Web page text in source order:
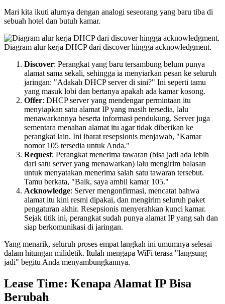
Mari kita ikuti alurnya dengan analogi seseorang yang baru tiba di
sebuah hotel dan butuh kamar.
Diagram alur kerja DHCP dari discover hingga acknowledgment.
Discover: Perangkat yang baru tersambung belum punya
alamat sama sekali, sehingga ia menyiarkan pesan ke seluruh
jaringan: "Adakah DHCP server di sini?" Ini seperti tamu
yang masuk lobi dan bertanya apakah ada kamar kosong.
Offer: DHCP server yang mendengar permintaan itu
menyiapkan satu alamat IP yang masih tersedia, lalu
menawarkannya beserta informasi pendukung. Server juga
sementara menahan alamat itu agar tidak diberikan ke
perangkat lain. Ini ibarat resepsionis menjawab, "Kamar
nomor 105 tersedia untuk Anda."
Request: Perangkat menerima tawaran (bisa jadi ada lebih
dari satu server yang menawarkan) lalu mengirim balasan
untuk menyatakan menerima salah satu tawaran tersebut.
Tamu berkata, "Baik, saya ambil kamar 105."
Acknowledge: Server mengonfirmasi, mencatat bahwa
alamat itu kini resmi dipakai, dan mengirim seluruh paket
pengaturan akhir. Resepsionis menyerahkan kunci kamar.
Sejak titik ini, perangkat sudah punya alamat IP yang sah dan
siap berkomunikasi di jaringan.
Yang menarik, seluruh proses empat langkah ini umumnya selesai
dalam hitungan milidetik. Itulah mengapa WiFi terasa "langsung
jadi" begitu Anda menyambungkannya.
Lease Time: Kenapa Alamat IP Bisa
Berubah